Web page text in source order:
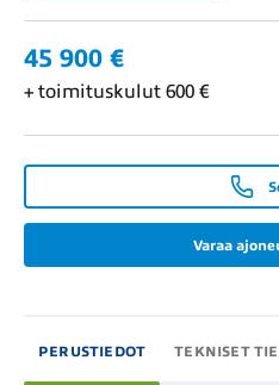
45 900 €
+ toimituskulut 600 €
Varaa
PERUSTIEDOT TEKNISET